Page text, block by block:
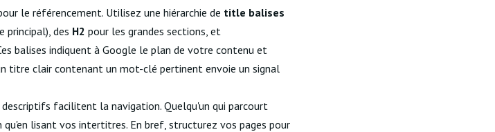
le référencement. Utilisez une hiérarchie de title balises
principal), des H2 pour les grandes sections, et
balises indiquent à Google le plan de votre contenu et
titre clair contenant un mot-clé pertinent envoie un signal
facilitent la navigation. Quelqu'un qui parcourt
lisant vos intertitres. En bref, structurez vos pages pour